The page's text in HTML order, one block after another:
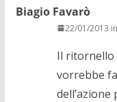
Biagio Favarò
22/01/2013
Il ritornello
vorrebbe